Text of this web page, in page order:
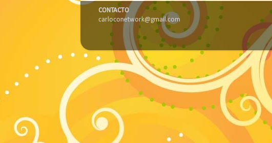
CONTACTO
carloconetwork@gmail.com